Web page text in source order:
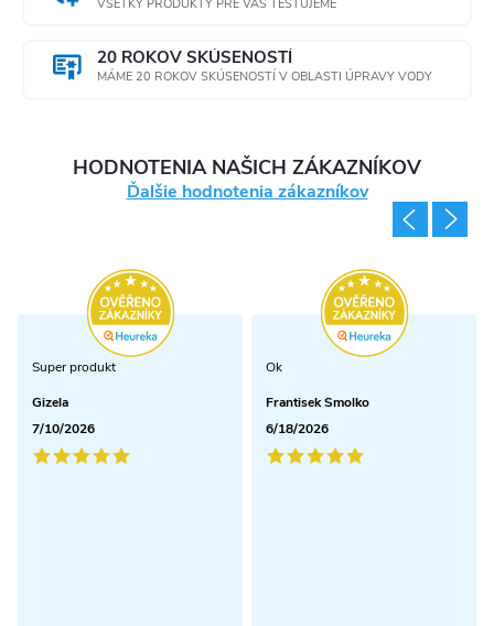
VŠETKY PRODUKTY PRE VÁS TESTUJEME
20 ROKOV SKÚSENOSTÍ
MÁME 20 ROKOV SKÚSENOSTÍ V OBLASTI ÚPRAVY VODY
HODNOTENIA NAŠICH ZÁKAZNÍKOV
Ďalšie hodnotenia zákazníkov
Super produkt
Gizela
7/10/2026
Ok
Frantisek Smolko
6/18/2026